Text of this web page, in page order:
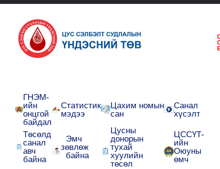
ГНЭМ-
ийн
онцгой
байдал
Статистик
мэдээ
Цахим номын
сан
Санал
хүсэлт
Төсөлд
санал
авч
байна
Эмч
зөвлөж
байна
Цусны
донорын
тухай
хуулийн
төсөл
ЦССҮТ-
ийн
Оюуны
өмч